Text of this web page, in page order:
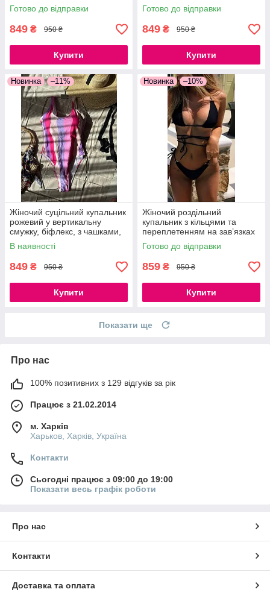
Готово до відправки
849 ₴ 950 ₴
Купити
Готово до відправки
849 ₴ 950 ₴
Купити
Новинка –11%
Жіночий суцільний купальник
рожевий у вертикальну
смужку, біфлекс, з чашками,
S, M
В наявності
849 ₴ 950 ₴
Купити
Новинка –10%
Жіночий роздільний
купальник з кільцями та
переплетенням на зав’язках
чорний бікіні з поролоновими
вкладками S, M, L
Готово до відправки
859 ₴ 950 ₴
Купити
Показати ще
Про нас
100% позитивних з 129 відгуків за рік
Працює з 21.02.2014
м. Харків
Харьков, Харків, Україна
Контакти
Сьогодні працює з 09:00 до 19:00
Показати весь графік роботи
Про нас
Контакти
Доставка та оплата